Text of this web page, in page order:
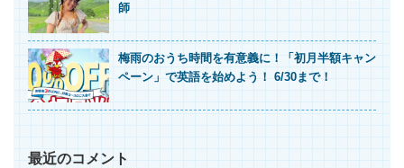
師
梅雨のおうち時間を有意義に！「初月半額キャン
ペーン」で英語を始めよう！ 6/30まで！
最近のコメント